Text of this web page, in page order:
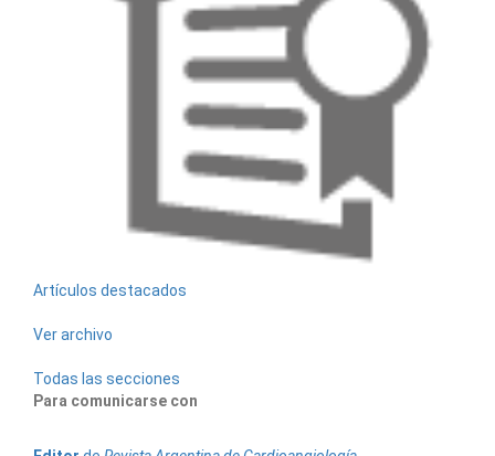
Artículos destacados
Ver archivo
Todas las secciones
Para comunicarse con